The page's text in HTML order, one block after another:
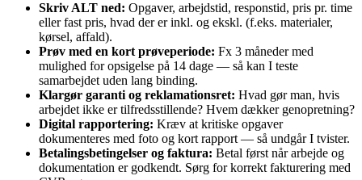
Skriv ALT ned: Opgaver, arbejdstid, responstid, pris pr. time
eller fast pris, hvad der er inkl. og ekskl. (f.eks. materialer,
kørsel, affald).
Prøv med en kort prøveperiode: Fx 3 måneder med
mulighed for opsigelse på 14 dage — så kan I teste
samarbejdet uden lang binding.
Klargør garanti og reklamationsret: Hvad gør man, hvis
arbejdet ikke er tilfredsstillende? Hvem dækker genopretning?
Digital rapportering: Kræv at kritiske opgaver
dokumenteres med foto og kort rapport — så undgår I tvister.
Betalingsbetingelser og faktura: Betal først når arbejde og
dokumentation er godkendt. Sørg for korrekt fakturering med